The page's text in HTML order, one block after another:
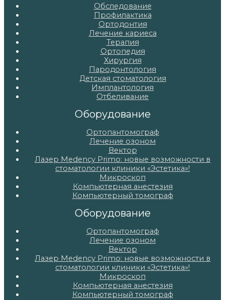
Обследование
Профилактика
Ортодонтия
Лечение кариеса
Терапия
Ортопедия
Хирургия
Пародонтология
Детская стоматология
Имплантология
Отбеливание
Оборудование
Ортопантомограф
Лечение озоном
Вектор
Лазер Medency Primo: новые возможности в
стоматологии клиники «Эстетика»!
Микроскоп
Компьютерная анестезия
Компьютерный томограф
Оборудование
Ортопантомограф
Лечение озоном
Вектор
Лазер Medency Primo: новые возможности в
стоматологии клиники «Эстетика»!
Микроскоп
Компьютерная анестезия
Компьютерный томограф